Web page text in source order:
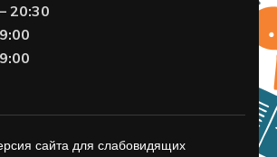
20:30
сайта для слабовидящих